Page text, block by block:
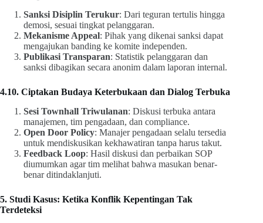
Sanksi Disiplin Terukur: Dari teguran tertulis hingga
demosi, sesuai tingkat pelanggaran.
Mekanisme Appeal: Pihak yang dikenai sanksi dapat
mengajukan banding ke komite independen.
Publikasi Transparan: Statistik pelanggaran dan
sanksi dibagikan secara anonim dalam laporan internal.
4.10. Ciptakan Budaya Keterbukaan dan Dialog Terbuka
Sesi Townhall Triwulanan: Diskusi terbuka antara
manajemen, tim pengadaan, dan compliance.
Open Door Policy: Manajer pengadaan selalu tersedia
untuk mendiskusikan kekhawatiran tanpa harus takut.
Feedback Loop: Hasil diskusi dan perbaikan SOP
diumumkan agar tim melihat bahwa masukan benar-
benar ditindaklanjuti.
5. Studi Kasus: Ketika Konflik Kepentingan Tak
Terdeteksi